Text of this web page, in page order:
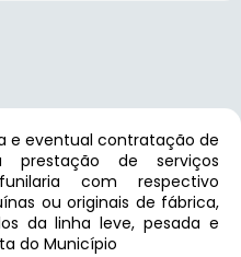
e eventual contratação de
prestação de serviços
com respectivo
ou originais de fábrica,
da linha leve, pesada e
do Município